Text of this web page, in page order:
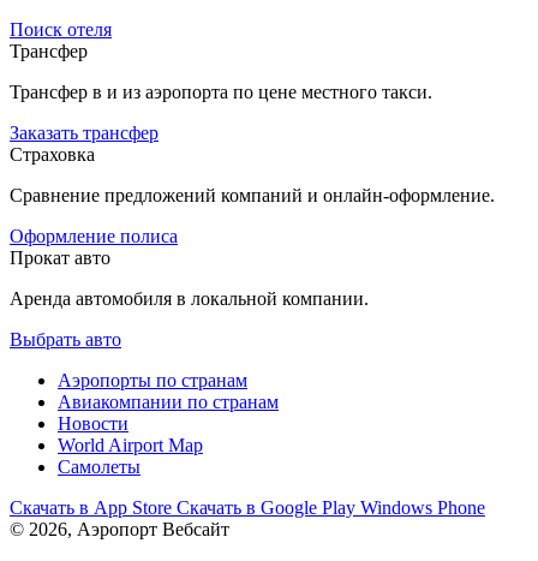
Поиск отеля
Трансфер
Трансфер в и из аэропорта по цене местного такси.
Заказать трансфер
Страховка
Сравнение предложений компаний и онлайн-оформление.
Оформление полиса
Прокат авто
Аренда автомобиля в локальной компании.
Выбрать авто
Аэропорты по странам
Авиакомпании по странам
Новости
World Airport Map
Самолеты
Скачать в App Store Скачать в Google Play Windows Phone
© 2026, Аэропорт Вебсайт